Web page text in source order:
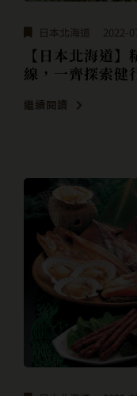
日本北海道 2022-
【日本北海道
線，一齊探索健
繼續閱讀